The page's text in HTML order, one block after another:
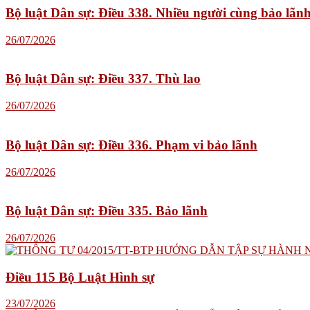
Bộ luật Dân sự: Điều 338. Nhiều người cùng bảo
26/07/2026
Bộ luật Dân sự: Điều 337. Thù lao
26/07/2026
Bộ luật Dân sự: Điều 336. Phạm vi bảo lãnh
26/07/2026
Bộ luật Dân sự: Điều 335. Bảo lãnh
26/07/2026
Điều 115 Bộ Luật Hình sự
23/07/2026